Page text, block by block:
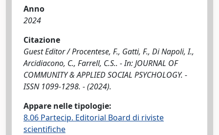
Anno
2024
Citazione
Guest Editor / Procentese, F., Gatti, F., Di Napoli, I.,
Arcidiacono, C., Farrell, C.S.. - In: JOURNAL OF
COMMUNITY & APPLIED SOCIAL PSYCHOLOGY. -
ISSN 1099-1298. - (2024).
Appare nelle tipologie:
8.06 Partecip. Editorial Board di riviste
scientifiche